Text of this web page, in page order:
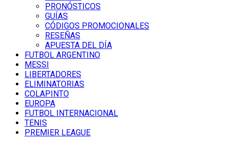
PRONÓSTICOS
GUÍAS
CÓDIGOS PROMOCIONALES
RESEÑAS
APUESTA DEL DÍA
FUTBOL ARGENTINO
MESSI
LIBERTADORES
ELIMINATORIAS
COLAPINTO
EUROPA
FUTBOL INTERNACIONAL
TENIS
PREMIER LEAGUE